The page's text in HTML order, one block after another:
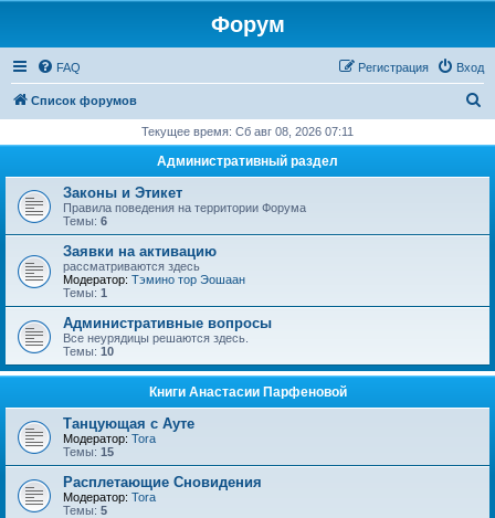
Форум
FAQ Вход
Регистрация
Список форумов
с
Текущее время: Сб авг 08, 2026 07:11
Административный раздел
Законы и Этикет
Правила поведения на территории Форума
Темы: 6
Заявки на активацию
рассматриваются здесь
Модератор: Тэмино тор Эошаан
Темы: 1
Административные вопросы
Все неурядицы решаются здесь.
Темы: 10
Книги Анастасии Парфеновой
Танцующая с Ауте
Модератор: Tora
Темы: 15
Расплетающие Cновидения
Модератор: Tora
Темы: 5